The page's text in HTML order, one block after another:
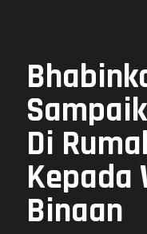
Di
Kepada
Binaan